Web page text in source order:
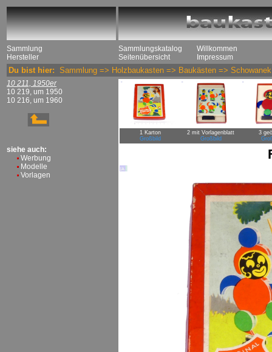
Sammlung
Hersteller
Sammlungskatalog
Seitenübersicht
Willkommen
Impressum
Du bist hier: Sammlung => Holzbaukasten => Baukästen => Schowanek
10 211, 1950er
10 219, um 1950
10 216, um 1960
siehe auch:
Werbung
Modelle
Vorlagen
1 Karton
Großbild
2 mit Vorlagenblatt
Großbild
3